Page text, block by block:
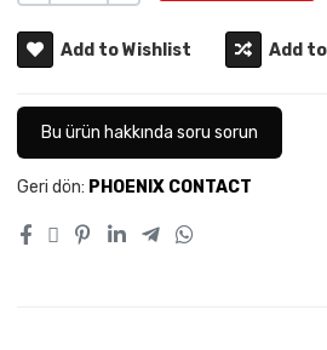
Add to Wishlist Add
Bu ürün hakkında soru sorun
Geri dön: PHOENIX CONTACT